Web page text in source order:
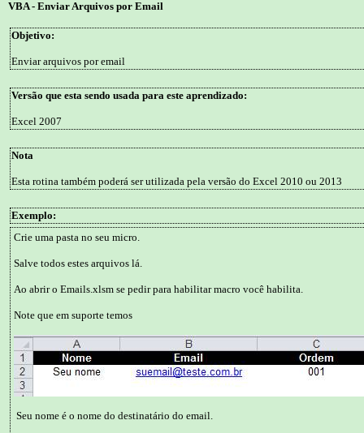
VBA - Enviar Arquivos por Email
Objetivo:
Enviar arquivos por email
Versão que esta sendo usada para este aprendizado:
Excel 2007
Nota
Esta rotina também poderá ser utilizada pela versão do Excel 2010 ou 2013
Exemplo:
Crie uma pasta no seu micro.
Salve todos estes arquivos lá.
Ao abrir o Emails.xlsm se pedir para habilitar macro você habilita.
Note que em suporte temos
Seu nome é o nome do destinatário do email.